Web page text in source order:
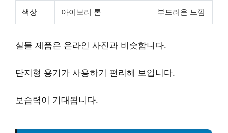
색상 아이보리 톤 부드러운 느낌
실물 제품은 온라인 사진과 비슷합니다.
단지형 용기가 사용하기 편리해 보입니다.
보습력이 기대됩니다.